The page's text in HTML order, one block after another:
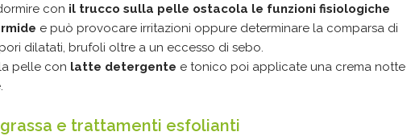
con il trucco sulla pelle ostacola le funzioni fisiologiche
e può provocare irritazioni oppure determinare la comparsa di
dilatati, brufoli oltre a un eccesso di sebo.
pelle con latte detergente e tonico poi applicate una crema notte
grassa e trattamenti esfolianti